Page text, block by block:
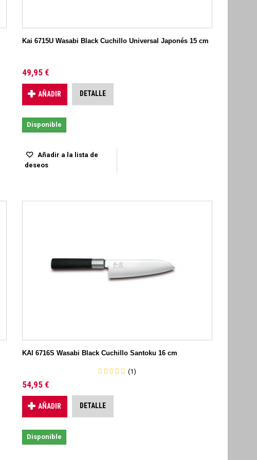
Kai 6715U Wasabi Black Cuchillo Universal Japonés 15 cm
49,95 €
AÑADIR DETALLE
Disponible
Añadir a la lista de
deseos
KAI 6716S Wasabi Black Cuchillo Santoku 16 cm
(1)
54,95 €
AÑADIR DETALLE
Disponible